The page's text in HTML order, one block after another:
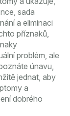
, sada
a eliminaci
příznaků,
problém, ale
únavu,
jednat, aby
a
dobrého